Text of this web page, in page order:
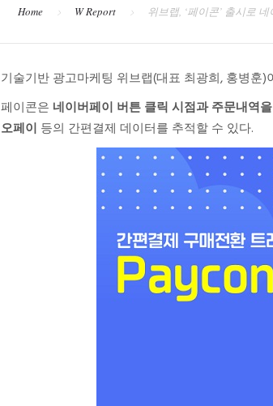
Home W Report 위브랩, ‘페이콘’ 출시로
기술기반 광고마케팅 위브랩(대표 최광희, 홍병훈)
페이콘은 네이버페이 버튼 클릭 시점과 주문내역
오페이 등의 간편결제 데이터를 추적할 수 있다.